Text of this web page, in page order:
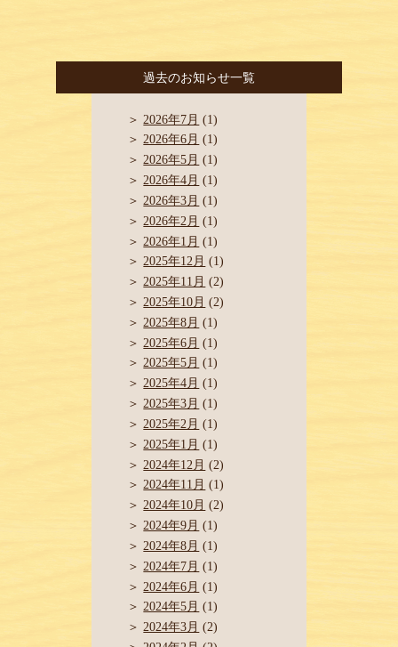
過去のお知らせ一覧
2026年7月 (1)
2026年6月 (1)
2026年5月 (1)
2026年4月 (1)
2026年3月 (1)
2026年2月 (1)
2026年1月 (1)
2025年12月 (1)
2025年11月 (2)
2025年10月 (2)
2025年8月 (1)
2025年6月 (1)
2025年5月 (1)
2025年4月 (1)
2025年3月 (1)
2025年2月 (1)
2025年1月 (1)
2024年12月 (2)
2024年11月 (1)
2024年10月 (2)
2024年9月 (1)
2024年8月 (1)
2024年7月 (1)
2024年6月 (1)
2024年5月 (1)
2024年3月 (2)